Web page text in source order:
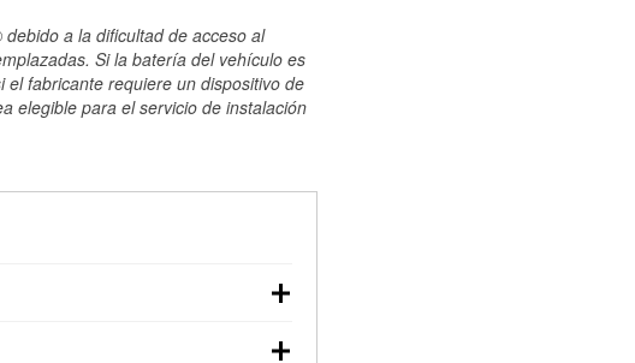
a la dificultad de acceso al
Si la batería del vehículo es
fabricante requiere un dispositivo de
elegible para el servicio de instalación